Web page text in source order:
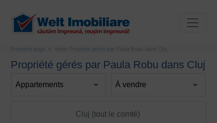
Première page Vente Propriété gérés par Paula Robu dans Cluj
Propriété gérés par Paula Robu dans Cluj